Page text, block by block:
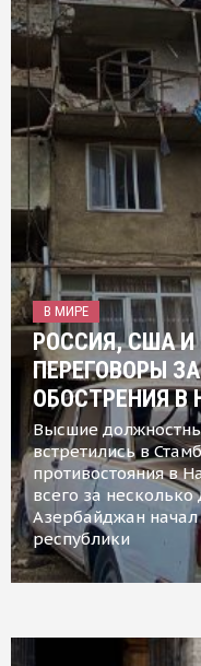
В МИРЕ
РОССИЯ, США И
ПЕРЕГОВОРЫ
ОБОСТРЕНИЯ В
Высшие
встретились в
противостояния в
всего за
Азербайджан
республики